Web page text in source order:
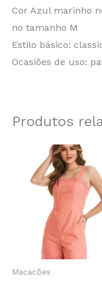
Cor Azul marinho
no tamanho M
Estilo básico:
Ocasiões de uso:
Produtos
Macacões